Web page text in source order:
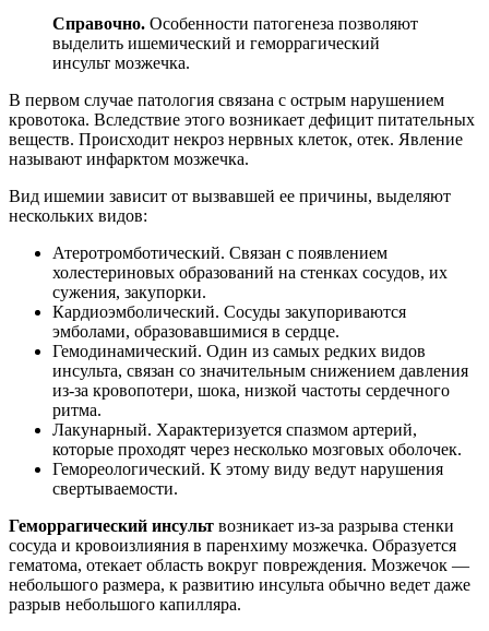
Справочно. Особенности патогенеза позволяют
выделить ишемический и геморрагический
инсульт мозжечка.
В первом случае патология связана с острым нарушением
кровотока. Вследствие этого возникает дефицит питательных
веществ. Происходит некроз нервных клеток, отек. Явление
называют инфарктом мозжечка.
Вид ишемии зависит от вызвавшей ее причины, выделяют
нескольких видов:
Атеротромботический. Связан с появлением
холестериновых образований на стенках сосудов, их
сужения, закупорки.
Кардиоэмболический. Сосуды закупориваются
эмболами, образовавшимися в сердце.
Гемодинамический. Один из самых редких видов
инсульта, связан со значительным снижением давления
из-за кровопотери, шока, низкой частоты сердечного
ритма.
Лакунарный. Характеризуется спазмом артерий,
которые проходят через несколько мозговых оболочек.
Гемореологический. К этому виду ведут нарушения
свертываемости.
Геморрагический инсульт возникает из-за разрыва стенки
сосуда и кровоизлияния в паренхиму мозжечка. Образуется
гематома, отекает область вокруг повреждения. Мозжечок —
небольшого размера, к развитию инсульта обычно ведет даже
разрыв небольшого капилляра.